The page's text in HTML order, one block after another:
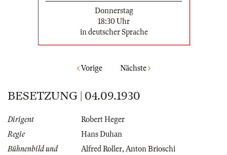
Donnerstag
18:30 Uhr
in deutscher Sprache
Vorige Nächste
BESETZUNG | 04.09.1930
Dirigent
Robert Heger
Regie
Hans Duhan
Bühnenbild und
Alfred Roller,Anton Brioschi